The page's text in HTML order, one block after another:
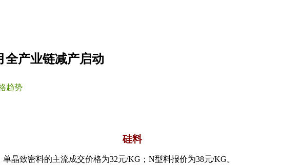
全产业链减产启动
趋势
硅料
晶致密料的主流成交价格为32元/KG；N型料报价为38元/KG。